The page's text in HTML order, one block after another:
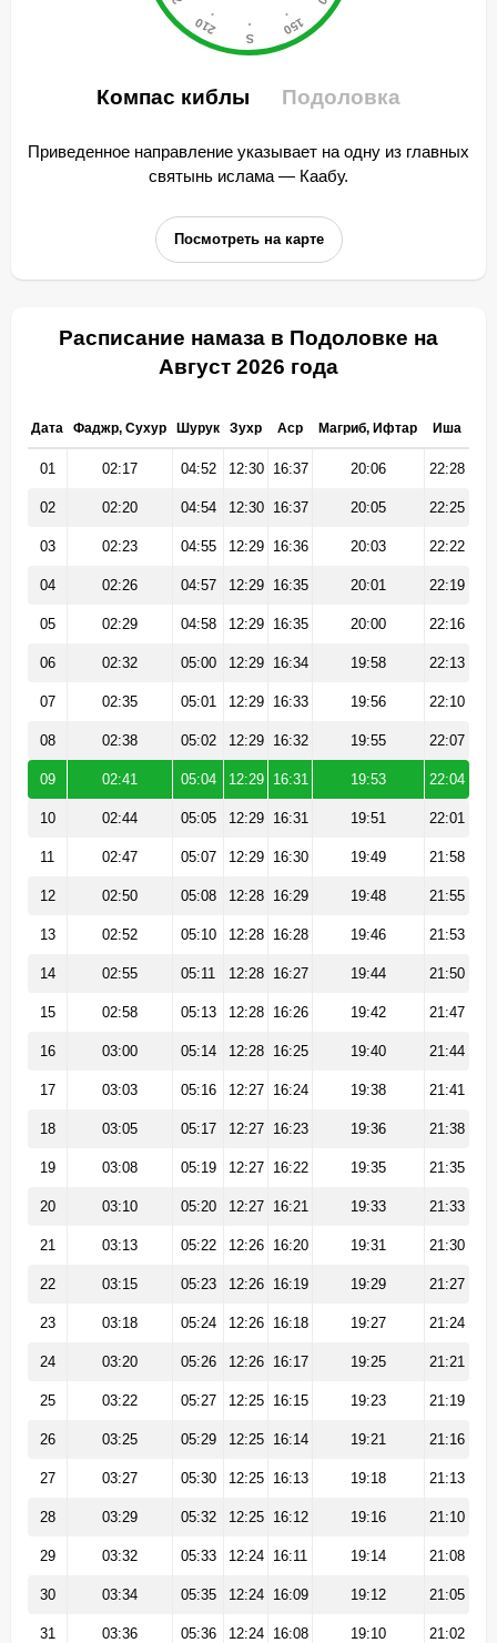
Компас киблы Подоловка
Приведенное направление указывает на одну из главных
святынь ислама — Каабу.
Посмотреть на карте
Расписание намаза в Подоловке на
Август 2026 года
Дата Фаджр, Сухур Шурук Зухр Аср Магриб, Ифтар Иша
01 02:17 04:52 12:30 16:37 20:06 22:28
02 02:20 04:54 12:30 16:37 20:05 22:25
03 02:23 04:55 12:29 16:36 20:03 22:22
04 02:26 04:57 12:29 16:35 20:01 22:19
05 02:29 04:58 12:29 16:35 20:00 22:16
06 02:32 05:00 12:29 16:34 19:58 22:13
07 02:35 05:01 12:29 16:33 19:56 22:10
08 02:38 05:02 12:29 16:32 19:55 22:07
09 02:41 05:04 12:29 16:31 19:53 22:04
10 02:44 05:05 12:29 16:31 19:51 22:01
11 02:47 05:07 12:29 16:30 19:49 21:58
12 02:50 05:08 12:28 16:29 19:48 21:55
13 02:52 05:10 12:28 16:28 19:46 21:53
14 02:55 05:11 12:28 16:27 19:44 21:50
15 02:58 05:13 12:28 16:26 19:42 21:47
16 03:00 05:14 12:28 16:25 19:40 21:44
17 03:03 05:16 12:27 16:24 19:38 21:41
18 03:05 05:17 12:27 16:23 19:36 21:38
19 03:08 05:19 12:27 16:22 19:35 21:35
20 03:10 05:20 12:27 16:21 19:33 21:33
21 03:13 05:22 12:26 16:20 19:31 21:30
22 03:15 05:23 12:26 16:19 19:29 21:27
23 03:18 05:24 12:26 16:18 19:27 21:24
24 03:20 05:26 12:26 16:17 19:25 21:21
25 03:22 05:27 12:25 16:15 19:23 21:19
26 03:25 05:29 12:25 16:14 19:21 21:16
27 03:27 05:30 12:25 16:13 19:18 21:13
28 03:29 05:32 12:25 16:12 19:16 21:10
29 03:32 05:33 12:24 16:11 19:14 21:08
30 03:34 05:35 12:24 16:09 19:12 21:05
31 03:36 05:36 12:24 16:08 19:10 21:02